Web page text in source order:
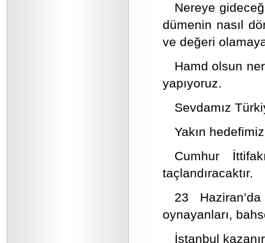
Nereye
dümenin nasıl
ve değeri
Hamd olsun
yapıyoruz.
Sevdamız
Yakın
Cumhur
taçlandıracaktır.
23
oynayanları,
İstanbul